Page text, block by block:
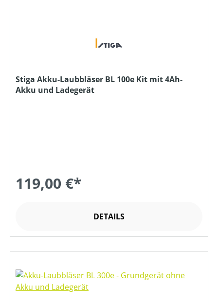
Stiga Akku-Laubbläser BL 100e Kit mit 4Ah-
Akku und Ladegerät
119,00 €*
DETAILS